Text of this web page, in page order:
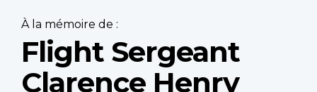
À la mémoire de :
Flight Sergeant
Clarence Henry